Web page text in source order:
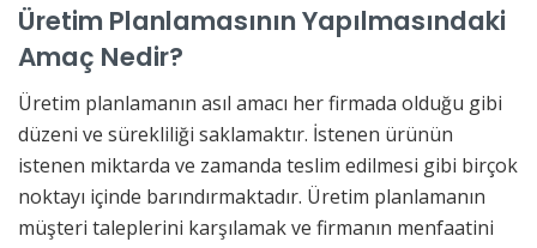
Üretim Planlamasının Yapılmasındaki
Amaç Nedir?
Üretim planlamanın asıl amacı her firmada olduğu gibi
düzeni ve sürekliliği saklamaktır. İstenen ürünün
istenen miktarda ve zamanda teslim edilmesi gibi birçok
noktayı içinde barındırmaktadır. Üretim planlamanın
müşteri taleplerini karşılamak ve firmanın menfaatini